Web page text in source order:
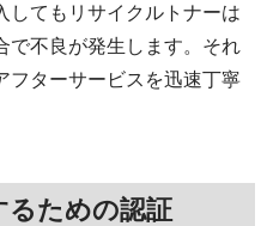
してもリサイクルトナーは
で不良が発生します。それ
フターサービスを迅速丁寧
るための認証